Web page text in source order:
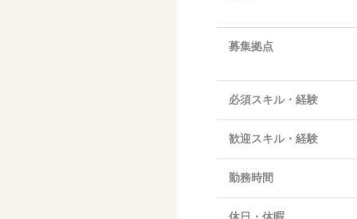
募集拠点
必須スキル・経験
歓迎スキル・経験
勤務時間
休日・休暇